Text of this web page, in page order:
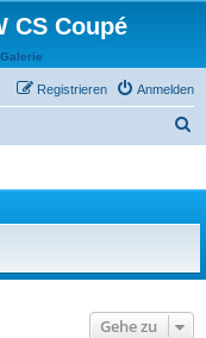
CS Coupé
Anmelden
Registrieren
Gehe zu